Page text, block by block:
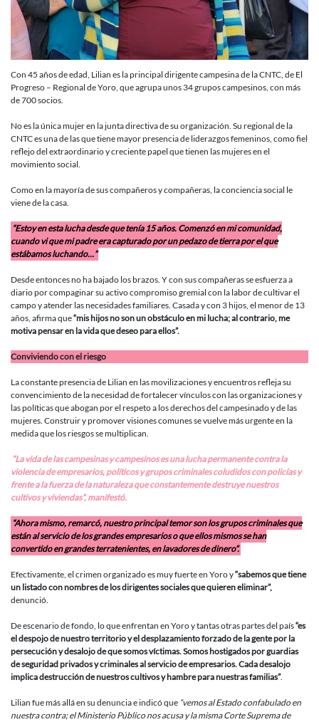
Con 45 años de edad, Lilian es la principal dirigente campesina de la CNTC, de El
Progreso – Regional de Yoro, que agrupa unos 34 grupos campesinos, con más
de 700 socios.
No es la única mujer en la junta directiva de su organización. Su regional de la
CNTC es una de las que tiene mayor presencia de liderazgos femeninos, como fiel
reflejo del extraordinario y creciente papel que tienen las mujeres en el
movimiento social.
Como en la mayoría de sus compañeros y compañeras, la conciencia social le
viene de la casa.
“Estoy en esta lucha desde que tenía 15 años. Comenzó en mi comunidad,
cuando vi que mi padre era capturado por un pedazo de tierra por el que
estábamos luchando…”
Desde entonces no ha bajado los brazos. Y con sus compañeras se esfuerza a
diario por compaginar su activo compromiso gremial con la labor de cultivar el
campo y atender las necesidades familiares. Casada y con 3 hijos, el menor de 13
años, afirma que“mis hijos no son un obstáculo en mi lucha; al contrario, me
motiva pensar en la vida que deseo para ellos”.
Conviviendo con el riesgo
La constante presencia de Lilian en las movilizaciones y encuentros refleja su
convencimiento de la necesidad de fortalecer vínculos con las organizaciones y
las políticas que abogan por el respeto a los derechos del campesinado y de las
mujeres. Construir y promover visiones comunes se vuelve más urgente en la
medida que los riesgos se multiplican.
“La vida de las campesinas y campesinos es una lucha permanente contra la
violencia de empresarios, políticos y grupos criminales coludidos con policías y
frente a la fuerza de la naturaleza que constantemente destruye nuestros
cultivos y viviendas”, manifestó.
“Ahora mismo, remarcó, nuestro principal temor son los grupos criminales que
están al servicio de los grandes empresarios o que ellos mismos se han
convertido en grandes terratenientes, en lavadores de dinero”.
Efectivamente, el crimen organizado es muy fuerte en Yoro y“sabemos que tiene
un listado con nombres de los dirigentes sociales que quieren eliminar”,
denunció.
De escenario de fondo, lo que enfrentan en Yoro y tantas otras partes del país“es
el despojo de nuestro territorio y el desplazamiento forzado de la gente por la
persecución y desalojo de que somos víctimas. Somos hostigados por guardias
de seguridad privados y criminales al servicio de empresarios. Cada desalojo
implica destrucción de nuestros cultivos y hambre para nuestras familias”.
Lilian fue más allá en su denuncia e indicó que “vemos al Estado confabulado en
nuestra contra; el Ministerio Público nos acusa y la misma Corte Suprema de